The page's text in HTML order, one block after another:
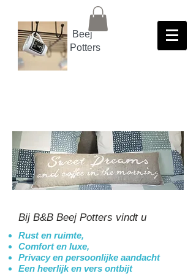
Beej
Potters
Bij B&B Beej Potters vindt u
Rust en ruimte,
Comfort en luxe,
Privacy en persoonlijke aandacht
Een heerlijk en vers ontbijt